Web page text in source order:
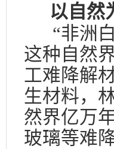
以自然
“非洲白
这种自然
工难降解
生材料，
然界亿万
玻璃等难